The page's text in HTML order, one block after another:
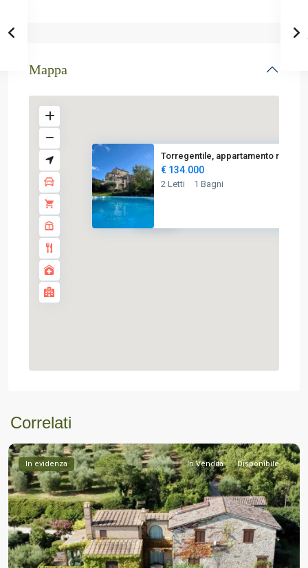
Mappa
Torregentile, appartamento ris...
€ 134.000
2 Letti 1 Bagni
Correlati
In evidenza In Vendita Disponibile